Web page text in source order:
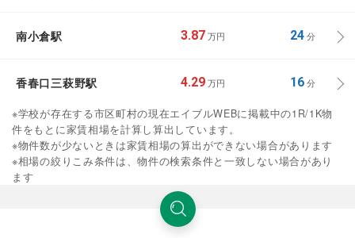
南小倉駅 3.87 万円 24分
香春口三萩野駅 4.29 万円 16分
※学校が存在する市区町村の現在エイブルWEBに掲載中の1R/1K物
件をもとに家賃相場を計算し算出しています。
※物件数が少ないときは家賃相場の算出ができない場合があります
※相場の絞りこみ条件は、物件の検索条件と一致しない場合があり
ます